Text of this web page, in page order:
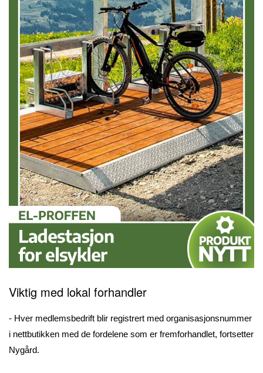
Viktig med lokal forhandler
- Hver medlemsbedrift blir registrert med organisasjonsnummer
i nettbutikken med de fordelene som er fremforhandlet, fortsetter
Nygård.